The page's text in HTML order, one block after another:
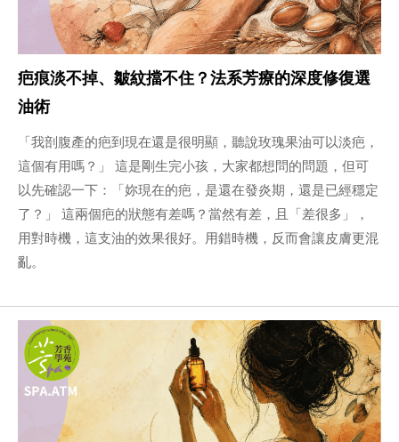
疤痕淡不掉、皺紋擋不住？法系芳療的深度修復選
油術
「我剖腹產的疤到現在還是很明顯，聽說玫瑰果油可以淡疤，
這個有用嗎？」 這是剛生完小孩，大家都想問的問題，但可
以先確認一下：「妳現在的疤，是還在發炎期，還是已經穩定
了？」 這兩個疤的狀態有差嗎？當然有差，且「差很多」，
用對時機，這支油的效果很好。用錯時機，反而會讓皮膚更混
亂。